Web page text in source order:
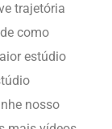
trajetória
como
estúdio
nosso